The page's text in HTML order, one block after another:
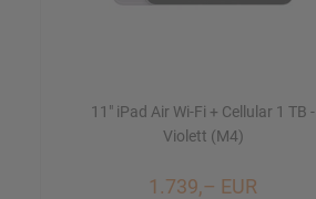
11" iPad Air Wi-Fi + Cellular 1 TB -
Violett (M4)
1.739,– EUR